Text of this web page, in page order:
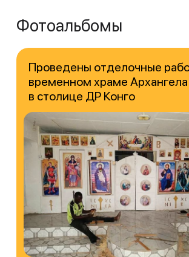
Фотоальбомы
Проведены отделочные
временном храме
в столице ДР Конго